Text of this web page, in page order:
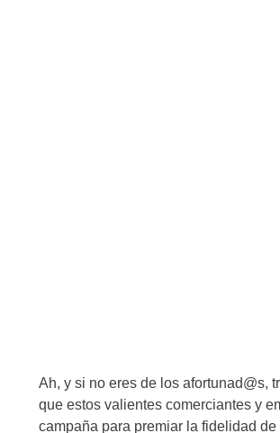
Ah, y si no eres de los afortunad@s,
que estos valientes comerciantes y
campaña para premiar la fidelidad de